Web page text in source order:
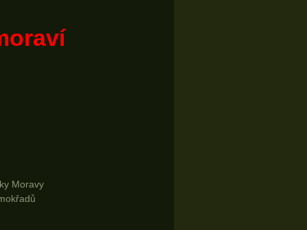
Moravy